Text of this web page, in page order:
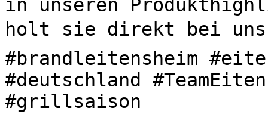
in unseren
holt sie direkt bei uns
#brandleitensheim
#deutschland
#grillsaison